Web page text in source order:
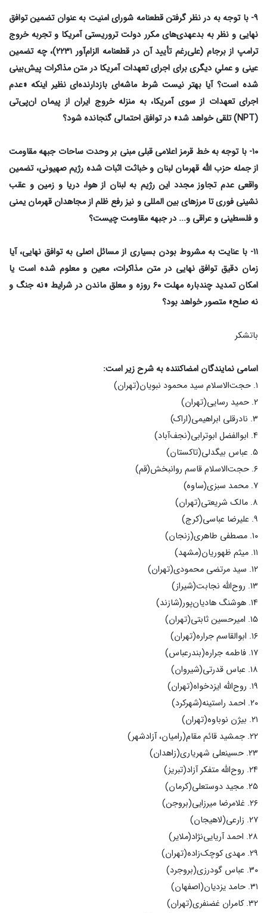
۹- با توجه به در نظر گرفتن قطعنامه شورای امنیت به عنوان تضمین توافق
نهایی و نظر به بدعهدی‌های مکرر دولت تروریستی آمریکا و تجربه خروج
ترامپ از برجام (علی‌رغم تأیید آن در قطعنامه الزام‌آور ۲۲۳۱)، چه تضمین
عینی و عملیِ دیگری برای اجرای تعهدات آمریکا در متن مذاکرات پیش‌بینی
شده است؟ آیا بهتر نیست شرط ماشه‌ای بازدارنده‌ای نظیر اینکه «عدم
اجرای تعهدات از سوی آمریکا، به منزله خروج ایران از پیمان ان‌پی‌تی
(NPT) تلقی خواهد شد» در توافق احتمالی گنجانده شود؟
۱۰- با توجه به خط قرمز اعلامی قبلی مبنی بر وحدت ساحات جبهه مقاومت
از جمله حزب الله قهرمان لبنان و خباثت اثبات شده رژیم صهیونی، تضمین
واقعی عدم تجاوز مجدد این رژیم به لبنان از هوا، دریا و زمین و عقب
نشینی فوری تا مرزهای بین المللی و نیز رفع ظلم از مجاهدان قهرمان یمنی
و فلسطینی و عراقی و... در جبهه مقاومت چیست؟
۱۱- با عنایت به مشروط بودن بسیاری از مسائل اصلی به توافق نهایی، آیا
زمان دقیق توافق نهایی در متن مذاکرات، معین و معلوم شده است یا
امکان تمدید چندباره مهلت ۶۰ روزه و معلق ماندن در شرایط «نه جنگ و
نه صلح» متصور خواهد بود؟
باتشکر
اسامی نمایندگان امضاکننده به شرح زیر است:
۱. حجت‌الاسلام سید محمود نبویان(تهران)
۲. حمید رسایی(تهران)
۳. نادرقلی ابراهیمی(اراک)
۴. ابوالفضل ابوترابی(نجف‌آباد)
۵. عباس بیگدلی(تاکستان)
۶. حجت‌الاسلام قاسم روانبخش(قم)
۷. محمد سبزی(ساوه)
۸. مالک شریعتی(تهران)
۹. علیرضا عباسی(کرج)
۱۰. مصطفی طاهری(زنجان)
۱۱. میثم ظهوریان(مشهد)
۱۲. سید مرتضی محمودی(تهران)
۱۳. روح‌الله نجابت(شیراز)
۱۴. هوشنگ هادیا‌ن‌پور(شازند)
۱۵. امیرحسین ثابتی(تهران)
۱۶. ابوالقاسم جراره(تهران)
۱۷. فاطمه جراره(بندرعباس)
۱۸. عباس قدرتی(شیروان)
۱۹. روح‌الله ایزدخواه(تهران)
۲۰. احمد راستینه(شهرکرد)
۲۱. بیژن نوباوه(تهران)
۲۲. جمشید قائم مقام(رامیان، آزادشهر)
۲۳. حسینعلی شهریاری(زاهدان)
۲۴. روح‌الله متفکر آزاد(تبریز)
۲۵. مجید دوستعلی(کرمان)
۲۶. غلامرضا میرزایی(بروجن)
۲۷. زارعی(لاهیجان)
۲۸. احمد آریایی‌نژاد(ملایر)
۲۹. مهدی کوچک‌زاده(تهران)
۳۰. عباس گودرزی(بروجرد)
۳۱. حامد یزدیان(اصفهان)
۳۲. کامران غضنفری(تهران)